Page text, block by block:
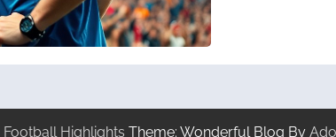
Football Highlights Theme: Wonderful Blog By